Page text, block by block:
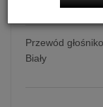
Przewód
Biały